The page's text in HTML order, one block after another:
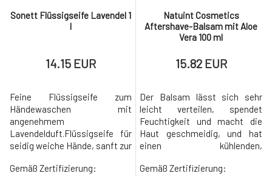
Sonett Flüssigseife Lavendel 1
l
14.15 EUR
Feine Flüssigseife zum
Händewaschen mit
angenehmem
Lavendelduft.Flüssigseife für
seidig weiche Hände, sanft zur
Die Zusammensetzung mit
Gemäß Zertifizierung:
Natuint Cosmetics
Aftershave-Balsam mit Aloe
Vera 100 ml
15.82 EUR
Der Balsam lässt sich sehr
leicht verteilen, spendet
Feuchtigkeit und macht die
Haut geschmeidig, und hat
einen kühlenden,
sowohl für Männer als auch für
Gemäß Zertifizierung: